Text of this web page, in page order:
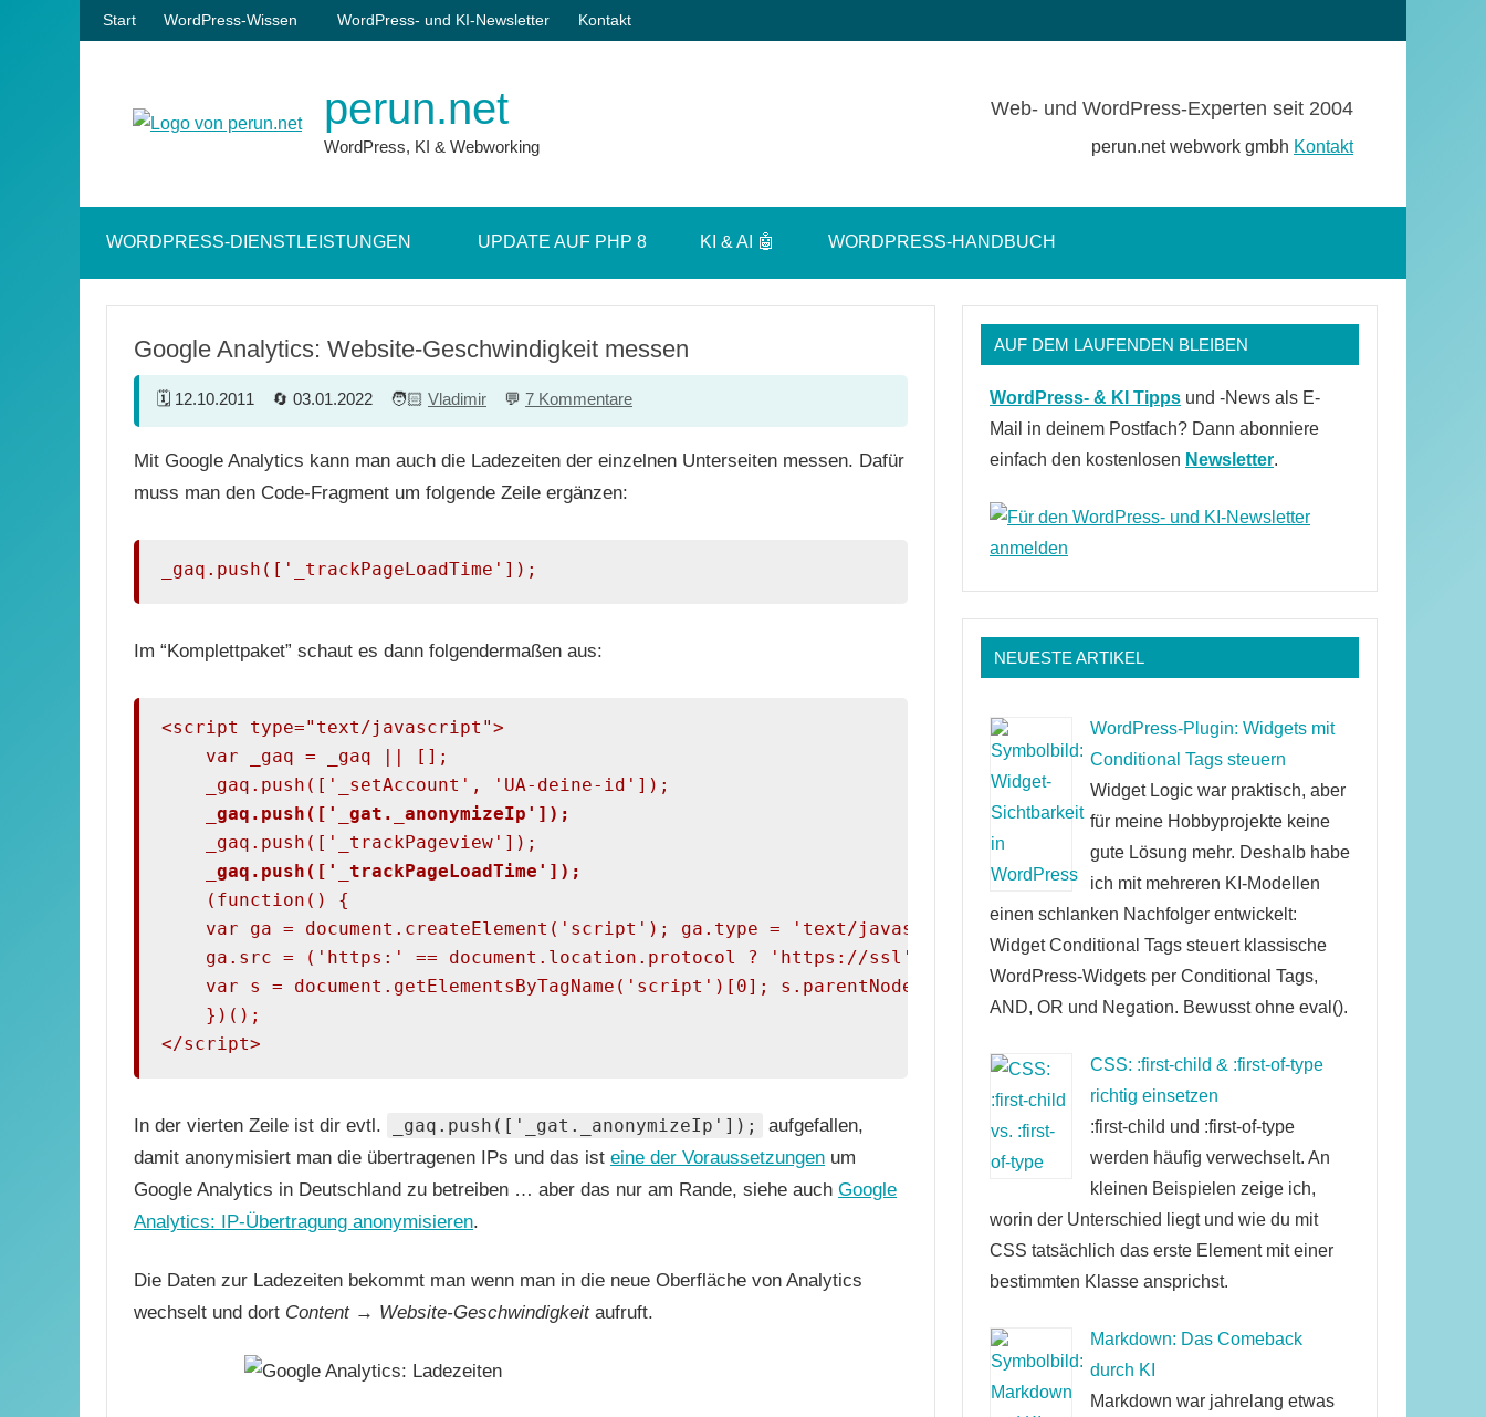
Zum
Inhalt
Start WordPress-Wissen WordPress- und KI-Newsletter Kontakt
perun.net
WordPress, KI & Webworking
Web- und WordPress-Experten seit 2004
perun.net webwork gmbh Kontakt
öffnen
WORDPRESS-DIENSTLEISTUNGEN UPDATE AUF PHP 8 KI & AI 🤖 WORDPRESS-HANDBUCH
Google Analytics: Website-Geschwindigkeit messen
12.10.2011 03.01.2022 Vladimir 7 Kommentare
Mit Google Analytics kann man auch die Ladezeiten der einzelnen Unterseiten messen. Dafür
muss man den Code-Fragment um folgende Zeile ergänzen:
_gaq.push(['_trackPageLoadTime']);
Im “Komplettpaket” schaut es dann folgendermaßen aus:
<script type="text/javascript">
    var _gaq = _gaq || [];
    _gaq.push(['_setAccount', 'UA-deine-id']);
_gaq.push(['_gat._anonymizeIp']);
    _gaq.push(['_trackPageview']);
_gaq.push(['_trackPageLoadTime']);
    (function() {
    var ga = document.createElement('script'); ga.type = 'text/javascript'; ga.async = true;
    ga.src = ('https:' == document.location.protocol ? 'https://ssl' : 'http://www') + '.google-analytics.com/ga.js';
    var s = document.getElementsByTagName('script')[0]; s.parentNode.insertBefore(ga, s);
    })();
</script>
In der vierten Zeile ist dir evtl. _gaq.push(['_gat._anonymizeIp']);
aufgefallen,
damit anonymisiert man die übertragenen IPs und das ist eine der Voraussetzungen um
Google Analytics in Deutschland zu betreiben … aber das nur am Rande, siehe auch Google
Analytics: IP-Übertragung anonymisieren.
Die Daten zur Ladezeiten bekommt man wenn man in die neue Oberfläche von Analytics
wechselt und dort Content → Website-Geschwindigkeitaufruft.
AUF DEM LAUFENDEN BLEIBEN
WordPress- & KI Tipps und -News als E-
Mail in deinem Postfach? Dann abonniere
einfach den kostenlosen Newsletter.
NEUESTE ARTIKEL
WordPress-Plugin: Widgets mit
Conditional Tags steuern
Widget Logic war praktisch, aber
für meine Hobbyprojekte keine
gute Lösung mehr. Deshalb habe
ich mit mehreren KI-Modellen
einen schlanken Nachfolger entwickelt:
Widget Conditional Tags steuert klassische
WordPress-Widgets per Conditional Tags,
AND, OR und Negation. Bewusst ohne eval().
CSS: :first-child & :first-of-type
richtig einsetzen
:first-child und :first-of-type
werden häufig verwechselt. An
kleinen Beispielen zeige ich,
worin der Unterschied liegt und wie du mit
CSS tatsächlich das erste Element mit einer
bestimmten Klasse ansprichst.
Markdown: Das Comeback
durch KI
Markdown war jahrelang etwas